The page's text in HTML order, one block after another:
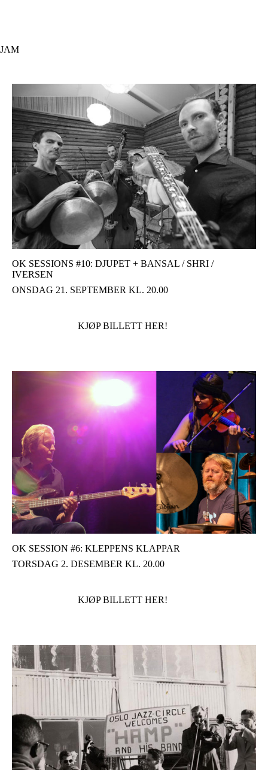
JAM
OK SESSIONS #10: DJUPET + BANSAL / SHRI /
IVERSEN
ONSDAG 21. SEPTEMBER KL. 20.00
KJØP BILLETT HER!
OK SESSION #6: KLEPPENS KLAPPAR
TORSDAG 2. DESEMBER KL. 20.00
KJØP BILLETT HER!